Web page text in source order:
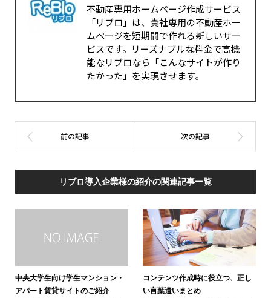
不動産専用ホームページ作成サービス
「リブロ」は、貴社専用の不動産ホー
ムページを短期間で作れる新しいサー
ビスです。リーズナブルな料金で高機
能なリブロなら「こんなサイトが作り
たかった」を実現させます。
リブロ導入企業様の紹介の関連記事一覧
中央大学生向け学生マンション・
アパート賃貸サイトのご紹介
コンテンツ作成時に役立つ、正し
い言葉遣いまとめ